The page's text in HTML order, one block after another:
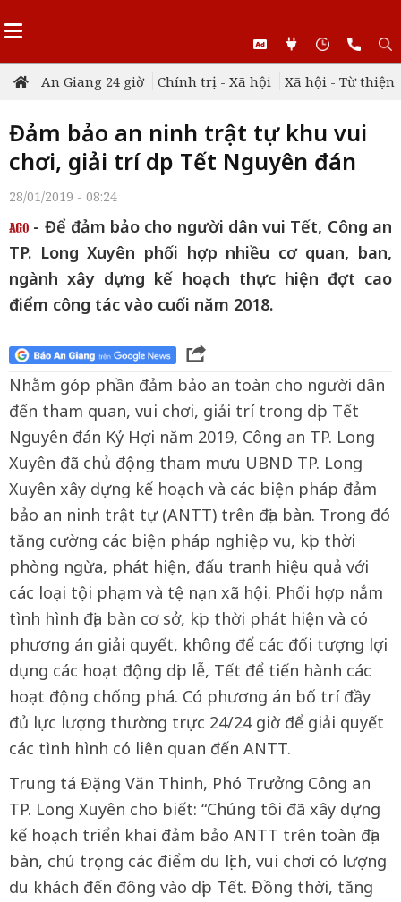
An Giang 24 giờ Chính trị - Xã hội Xã hội - Từ thiện
Đảm bảo an ninh trật tự khu vui
chơi, giải trí dịp Tết Nguyên đán
28/01/2019 - 08:24
- Để đảm bảo cho người dân vui Tết, Công an
TP. Long Xuyên phối hợp nhiều cơ quan, ban,
ngành xây dựng kế hoạch thực hiện đợt cao
điểm công tác vào cuối năm 2018.
Nhằm góp phần đảm bảo an toàn cho người dân
đến tham quan, vui chơi, giải trí trong dịp Tết
Nguyên đán Kỷ Hợi năm 2019, Công an TP. Long
Xuyên đã chủ động tham mưu UBND TP. Long
Xuyên xây dựng kế hoạch và các biện pháp đảm
bảo an ninh trật tự (ANTT) trên địa bàn. Trong đó
tăng cường các biện pháp nghiệp vụ, kịp thời
phòng ngừa, phát hiện, đấu tranh hiệu quả với
các loại tội phạm và tệ nạn xã hội. Phối hợp nắm
tình hình địa bàn cơ sở, kịp thời phát hiện và có
phương án giải quyết, không để các đối tượng lợi
dụng các hoạt động dịp lễ, Tết để tiến hành các
hoạt động chống phá. Có phương án bố trí đầy
đủ lực lượng thường trực 24/24 giờ để giải quyết
các tình hình có liên quan đến ANTT.
Trung tá Đặng Văn Thinh, Phó Trưởng Công an
TP. Long Xuyên cho biết: “Chúng tôi đã xây dựng
kế hoạch triển khai đảm bảo ANTT trên toàn địa
bàn, chú trọng các điểm du lịch, vui chơi có lượng
du khách đến đông vào dịp Tết. Đồng thời, tăng